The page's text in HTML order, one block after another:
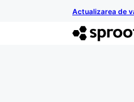
Actualizarea de